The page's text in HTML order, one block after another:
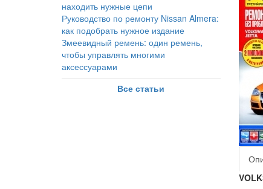
находить нужные цепи
Руководство по ремонту Nissan Almera:
как подобрать нужное издание
Змеевидный ремень: один ремень,
чтобы управлять многими
аксессуарами
Все статьи